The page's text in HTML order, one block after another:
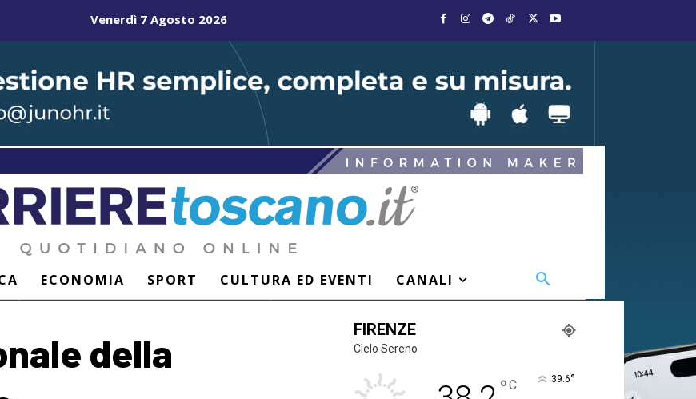
Venerdì 7 Agosto 2026
ECONOMIA SPORT CULTURA ED EVENTI CANALI
della
FIRENZE
Cielo Sereno
°C 39.6°